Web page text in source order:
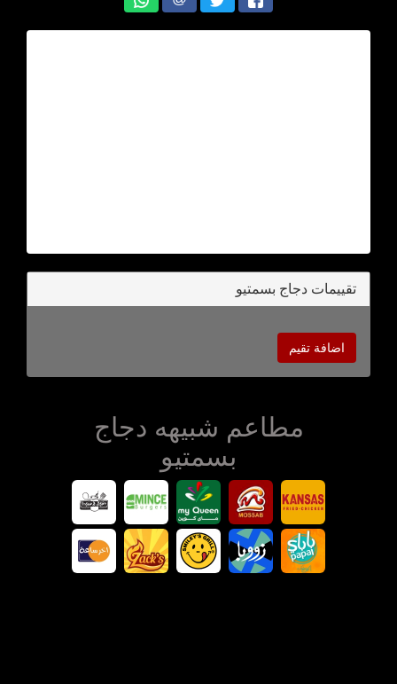
تقييمات دجاج بسمتيو
اضافة تقيم
مطاعم شبيهه دجاج
بسمتيو